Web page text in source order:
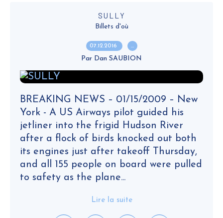
SULLY
Billets d'où
07.12.2016 …
Par Dan SAUBION
BREAKING NEWS – 01/15/2009 – New
York - A US Airways pilot guided his
jetliner into the frigid Hudson River
after a flock of birds knocked out both
its engines just after takeoff Thursday,
and all 155 people on board were pulled
to safety as the plane...
Lire la suite